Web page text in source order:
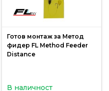
Готов монтаж за Метод
фидер FL Method Feeder
Distance
В наличност